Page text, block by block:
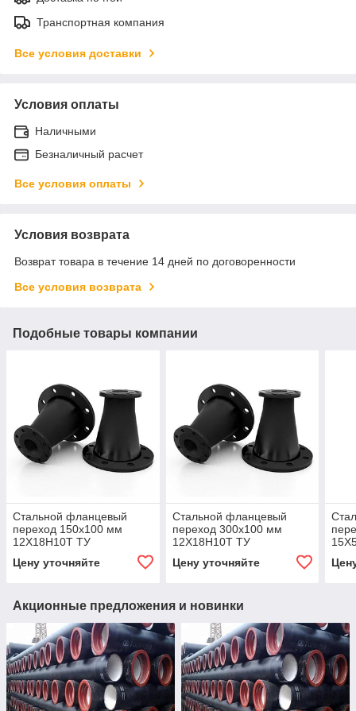
Транспортная компания
Все условия доставки
Условия оплаты
Наличными
Безналичный расчет
Все условия оплаты
Условия возврата
Возврат товара в течение 14 дней по договоренности
Все условия возврата
Подобные товары компании
Стальной фланцевый
переход 150x100 мм
12Х18Н10Т ТУ
Цену уточняйте
Стальной фланцевый
переход 300x100 мм
12Х18Н10Т ТУ
Цену уточняйте
Акционные предложения и новинки